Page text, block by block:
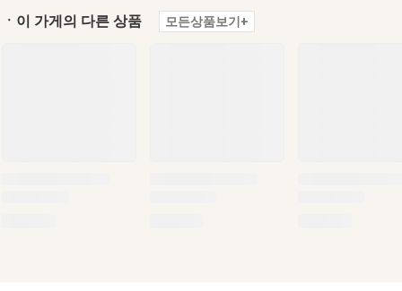
ㆍ이 가게의 다른 상품 모든상품보기+